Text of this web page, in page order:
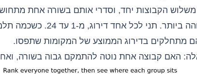
הקבוצות יחד, וסדרי אותם בשורה אחת
ביותר לגבוהה ביותר. תני לכל
הם מתחלקים בדירוג הממוצע של המקומות שתפסו.
האם קבוצה אחת נוטה להתמקם גבוה בשורה,